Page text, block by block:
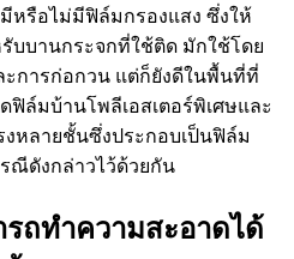
หรือไม่มีฟิล์มกรองแสง ซึ่งให้
บบานกระจกที่ใช้ติด มักใช้โดย
ะการก่อกวน แต่ก็ยังดีในพื้นที่ที่
ฟิล์มบ้านโพลีเอสเตอร์พิเศษและ
หลายชั้นซึ่งประกอบเป็นฟิล์ม
ณีดังกล่าวไว้ด้วยกัน
ถทำความสะอาดได้